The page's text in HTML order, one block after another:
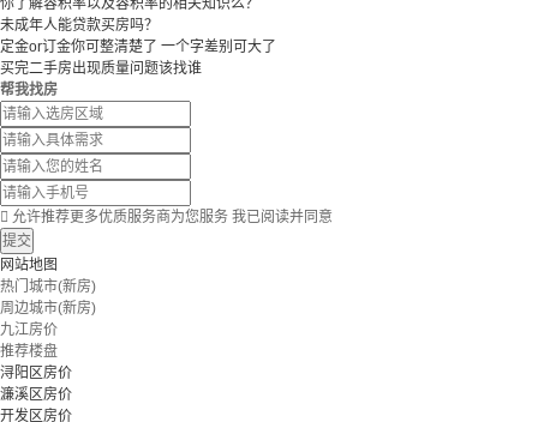
你了解容积率以及容积率的相关知识么？
未成年人能贷款买房吗？
定金or订金你可整清楚了 一个字差别可大了
买完二手房出现质量问题该找谁
帮我找房
 允许推荐更多优质服务商为您服务 我已阅读并同意
提交
网站地图
热门城市(新房)
周边城市(新房)
九江房价
推荐楼盘
浔阳区房价
濂溪区房价
开发区房价